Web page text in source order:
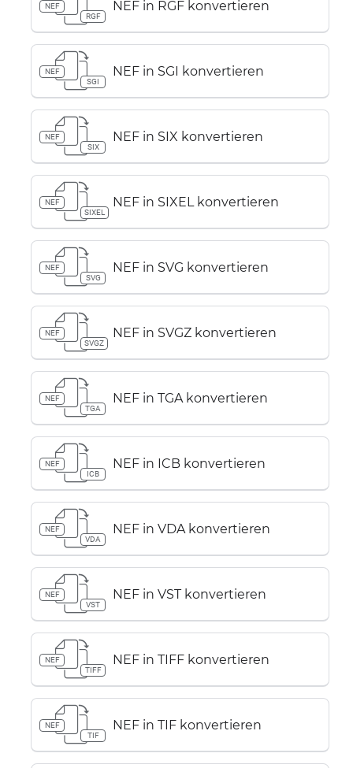
NEF
RGF
NEF in RGF konvertieren
NEF
SGI
NEF in SGI konvertieren
NEF
SIX
NEF in SIX konvertieren
NEF
SIXEL
NEF in SIXEL konvertieren
NEF
SVG
NEF in SVG konvertieren
NEF
SVGZ
NEF in SVGZ konvertieren
NEF
TGA
NEF in TGA konvertieren
NEF
ICB
NEF in ICB konvertieren
NEF
VDA
NEF in VDA konvertieren
NEF
VST
NEF in VST konvertieren
NEF
TIFF
NEF in TIFF konvertieren
NEF
TIF
NEF in TIF konvertieren